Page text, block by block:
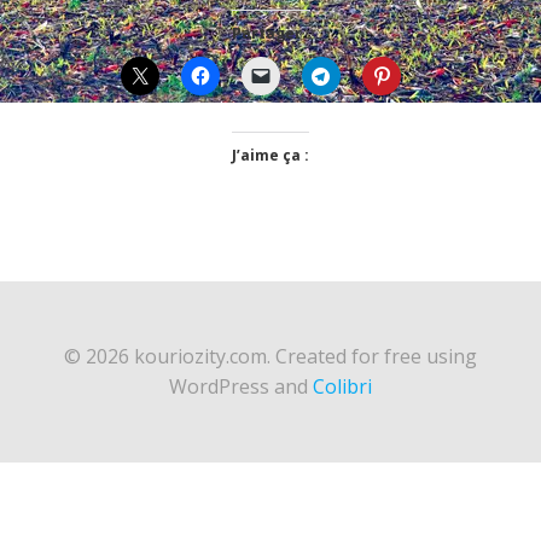
Partager :
J’aime ça :
© 2026 kouriozity.com. Created for free using
WordPress and Colibri